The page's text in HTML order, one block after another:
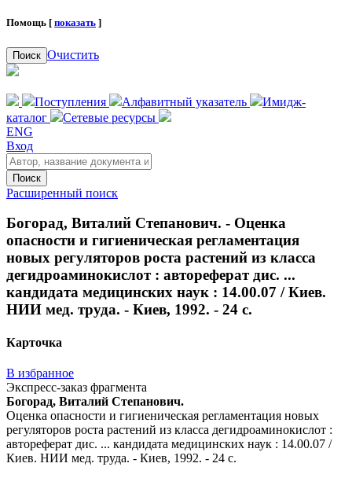
Помощь [ показать ]
Поиск Очистить
Поступления Алфавитный указатель
Имидж-
каталог
Сетевые ресурсы
ENG
Вход
Поиск
Расширенный поиск
Богорад, Виталий Степанович. - Оценка
опасности и гигиеническая регламентация
новых регуляторов роста растений из класса
дегидроаминокислот : автореферат дис. ...
кандидата медицинских наук : 14.00.07 / Киев.
НИИ мед. труда. - Киев, 1992. - 24 с.
Карточка
В избранное
Экспресс-заказ фрагмента
Богорад, Виталий Степанович.
Оценка опасности и гигиеническая регламентация новых
регуляторов роста растений из класса дегидроаминокислот :
автореферат дис. ... кандидата медицинских наук : 14.00.07 /
Киев. НИИ мед. труда. - Киев, 1992. - 24 с.